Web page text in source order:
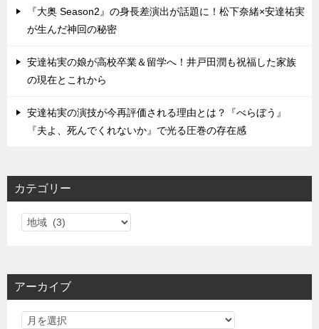
『大奥 Season2』の身長差演出が話題に！松下奈緒×安達祐実
が生んだ神回の秘密
安達祐実の娘が高校卒業＆留学へ！井戸田潤も祝福した家族
の現在とこれから
安達祐実の演技が今再評価される理由とは？『べらぼう』
『夫よ、死んでくれないか』で光る圧巻の存在感
カテゴリー
カ
リ
アーカイブ